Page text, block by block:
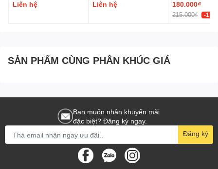
Liên hệ Liên hệ 180.000₫
215.000₫ -17%
SẢN PHẨM CÙNG PHÂN KHÚC GIÁ
Bạn muốn nhận khuyến mãi
đặc biệt? Đăng ký ngay.
Đăng ký